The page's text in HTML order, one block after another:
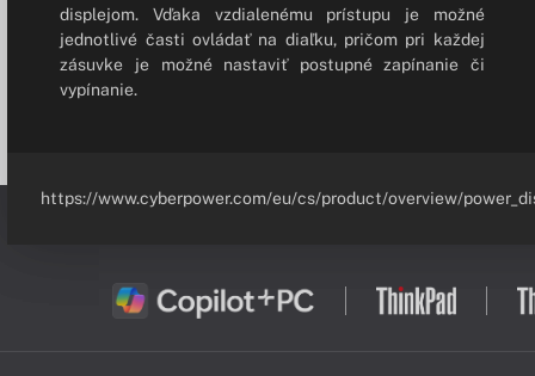
displejom. Vďaka vzdialenému prístupu je možné
jednotlivé časti ovládať na diaľku, pričom pri každej
zásuvke je možné nastaviť postupné zapínanie či
vypínanie.
https://www.cyberpower.com/eu/cs/product/overview/